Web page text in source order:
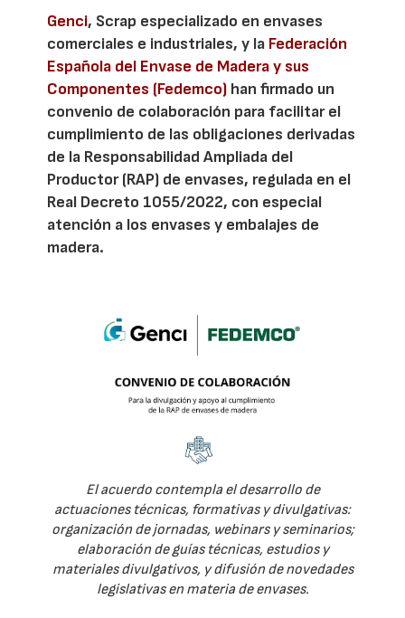
Genci, Scrap especializado en envases
comerciales e industriales, y la Federación
Española del Envase de Madera y sus
Componentes (Fedemco) han firmado un
convenio de colaboración para facilitar el
cumplimiento de las obligaciones derivadas
de la Responsabilidad Ampliada del
Productor (RAP) de envases, regulada en el
Real Decreto 1055/2022, con especial
atención a los envases y embalajes de
madera.
El acuerdo contempla el desarrollo de
actuaciones técnicas, formativas y divulgativas:
organización de jornadas, webinars y seminarios;
elaboración de guías técnicas, estudios y
materiales divulgativos, y difusión de novedades
legislativas en materia de envases.